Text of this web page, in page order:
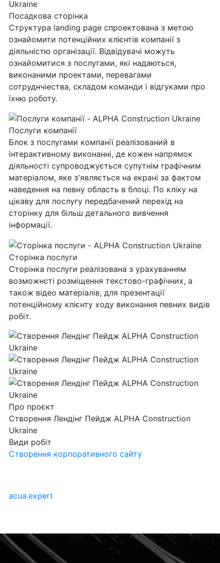
Посадкова сторінка
Структура landing pagе спроектована з метою
ознайомити потенційних клієнтів компанії з
діяльністю організації. Відвідувачі можуть
ознайомитися з послугами, які надаються,
виконаними проектами, перевагами
сотруднчіества, складом команди і відгуками про
їхню роботу.
Послуги компанії
Блок з послугами компанії реалізований в
інтерактивному виконанні, де кожен напрямок
діяльності супроводжується супутнім графічним
матеріалом, яке з'являється на екрані за фактом
наведення на певну область в блоці. По кліку на
цікаву для послугу передбачений перехід на
сторінку для більш детального вивчення
інформації.
Сторінка послуги
Сторінка послуги реалізована з урахуванням
возможнсті розміщення текстово-графічних, а
також відео матеріалів, для презентації
потенційному клієнту ходу виконання певних видів
робіт.
Про проєкт
Створення Лендінг Пейдж ALPHA Construction
Ukraine
Види робіт
Створення корпоративного сайту
acua.expert